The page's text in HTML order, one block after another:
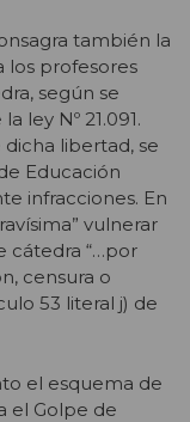
también la
los profesores
según se
ley Nº 21.091.
libertad, se
Educación
infracciones. En
vulnerar
cátedra “…por
censura o
53 literal j) de
el esquema de
el Golpe de